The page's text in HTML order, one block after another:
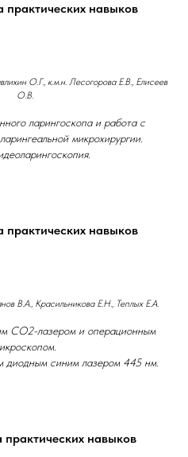
практических навыков
О.Г., к.м.н. Лесогорова Е.В., Елисеев
О.В.
ларингоскопа и работа с
микрохирургии.
практических навыков
В.А., Красильникова Е.Н., Теплых Е.А.
СО2-лазером и операционным
диодным синим лазером 445 нм.
практических навыков